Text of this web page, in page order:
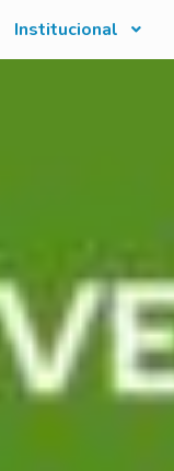
Institucional